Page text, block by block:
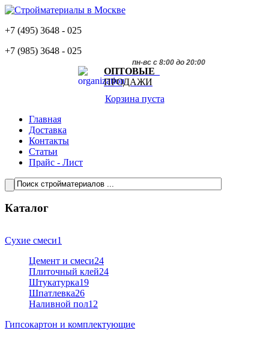
+7 (495) 3648 - 025
+7 (985) 3648 - 025
пн-вс с 8:00 до 20:00
ОПТОВЫЕ
ПРОДАЖИ
Корзина пуста
Главная
Доставка
Контакты
Статьи
Прайс - Лист
Каталог
Сухие смеси1
Цемент и смеси24
Плиточный клей24
Штукатурка19
Шпатлевка26
Наливной пол12
Гипсокартон и комплектующие